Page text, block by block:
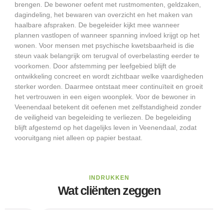
brengen. De bewoner oefent met rustmomenten, geldzaken,
dagindeling, het bewaren van overzicht en het maken van
haalbare afspraken. De begeleider kijkt mee wanneer
plannen vastlopen of wanneer spanning invloed krijgt op het
wonen. Voor mensen met psychische kwetsbaarheid is die
steun vaak belangrijk om terugval of overbelasting eerder te
voorkomen. Door afstemming per leefgebied blijft de
ontwikkeling concreet en wordt zichtbaar welke vaardigheden
sterker worden. Daarmee ontstaat meer continuïteit en groeit
het vertrouwen in een eigen woonplek. Voor de bewoner in
Veenendaal betekent dit oefenen met zelfstandigheid zonder
de veiligheid van begeleiding te verliezen. De begeleiding
blijft afgestemd op het dagelijks leven in Veenendaal, zodat
vooruitgang niet alleen op papier bestaat.
INDRUKKEN
Wat cliënten zeggen